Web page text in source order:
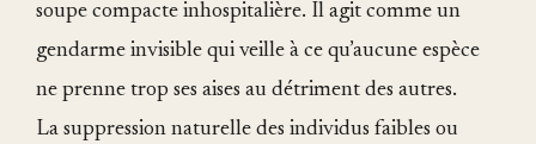
soupe compacte inhospitalière. Il agit comme un
gendarme invisible qui veille à ce qu’aucune espèce
ne prenne trop ses aises au détriment des autres.
La suppression naturelle des individus faibles ou